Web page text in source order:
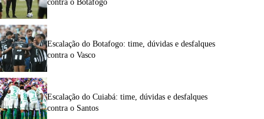
contra o Botafogo
Escalação do Botafogo: time, dúvidas e desfalques
contra o Vasco
Escalação do Cuiabá: time, dúvidas e desfalques
contra o Santos